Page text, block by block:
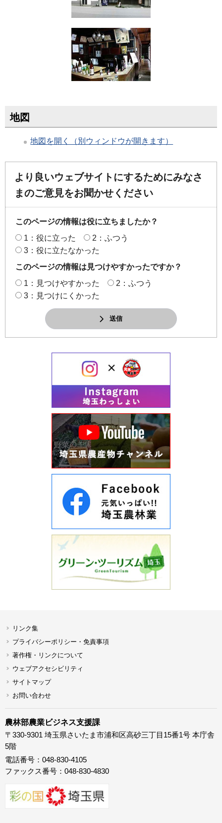
地図
地図を開く（別ウィンドウが開きます）
より良いウェブサイトにするためにみなさ
まのご意見をお聞かせください
このページの情報は役に立ちましたか？
1：役に立った
2：ふつう
3：役に立たなかった
このページの情報は見つけやすかったですか？
1：見つけやすかった
2：ふつう
3：見つけにくかった
送信
リンク集
プライバシーポリシー・免責事項
著作権・リンクについて
ウェブアクセシビリティ
サイトマップ
お問い合わせ
農林部農業ビジネス支援課
〒330-9301 埼玉県さいたま市浦和区高砂三丁目15番1号 本庁舎
5階
電話番号：048-830-4105
ファックス番号：048-830-4830